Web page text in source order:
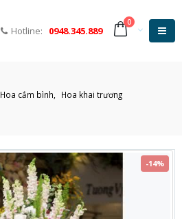
Hotline: 0948.345.889
0
Hoa cắm bình Hoa khai trương
-14%